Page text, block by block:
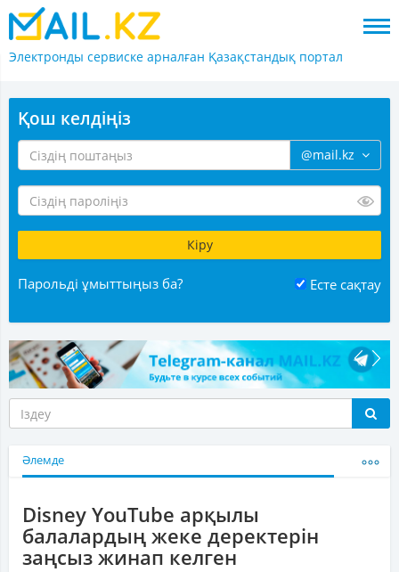
Электронды сервиске арналған Қазақстандық портал
Қош келдіңіз
@mail.kz
Парольді ұмыттыңыз ба? Есте сақтау
Әлемде
Disney YouTube арқылы
балалардың жеке деректерін
заңсыз жинап келген